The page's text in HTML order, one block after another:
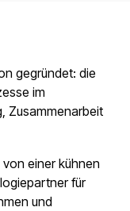
gegründet: die
im
Zusammenarbeit
einer kühnen
für
und